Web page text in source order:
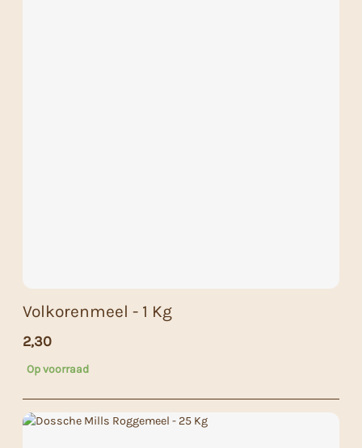
Volkorenmeel - 1 Kg
2,30
Op voorraad